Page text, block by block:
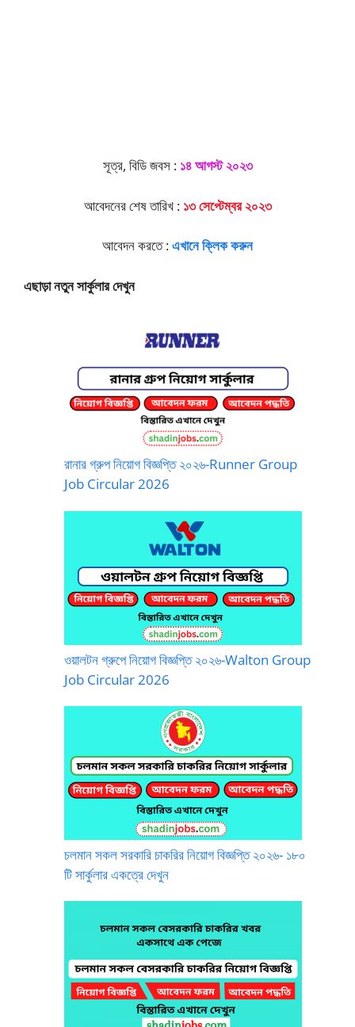
সূত্র, বিডি জবস : ১৪ আগস্ট ২০২৩
আবেদনের শেষ তারিখ : ১৩ সেপ্টেম্বর ২০২৩
আবেদন করতে :এখানে ক্লিক করুন
এছাড়া নতুন সার্কুলার দেখুন
রানার গ্রুপ নিয়োগ বিজ্ঞপ্তি ২০২৬-Runner Group
Job Circular 2026
ওয়ালটন গ্রুপে নিয়োগ বিজ্ঞপ্তি ২০২৬-Walton Group
Job Circular 2026
চলমান সকল সরকারি চাকরির নিয়োগ বিজ্ঞপ্তি ২০২৬- ১৮০
টি সার্কুলার একত্রে দেখুন